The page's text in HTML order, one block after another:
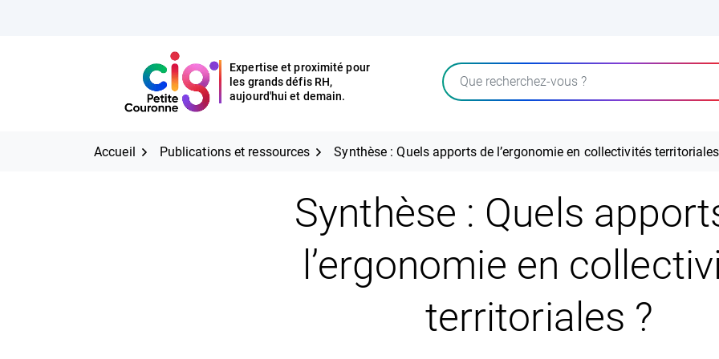
CIG Petite Couronne
Expertise et proximité pour
les grands défis RH,
aujourd'hui et demain.
Rechercher
CIG Petite Couronne
Expertise et proximité pour
les grands défis RH,
aujourd'hui et demain.
Accueil Publications et ressources Synthèse : Quels apports de l’ergonomie en collectivités
Synthèse : Quels
l’ergonomie en
territoriales ?